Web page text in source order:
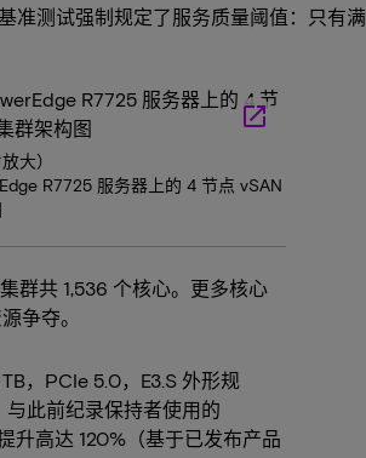
准测试强制规定了服务质量阈值：只有满
launch
大）
R7725 服务器上的 4 节点 vSAN
群共 1,536 个核心。更多核心
争夺。
，PCIe 5.0，E3.S 外形规
与此前纪录保持者使用的
升高达 120%（基于已发布产品